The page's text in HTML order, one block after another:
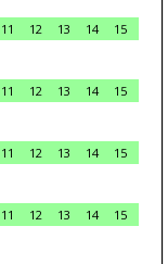
11 12 13 14
15
11 12 13 14
15
11 12 13 14
15
11 12 13 14
15